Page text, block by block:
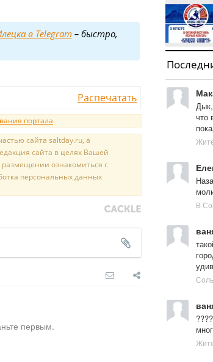
в Telegram– быстро,
Распечатать
портала
сайта saltday.ru, а
сайта в целях Вашей
ознакомиться с
персональных данных
первым.
что